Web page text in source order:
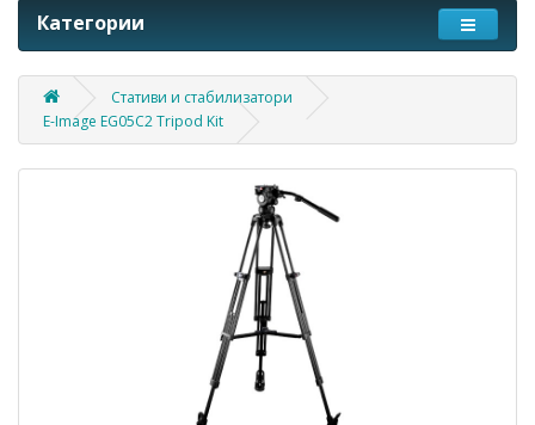
Категории
Стативи и стабилизатори
E-Image EG05C2 Tripod Kit